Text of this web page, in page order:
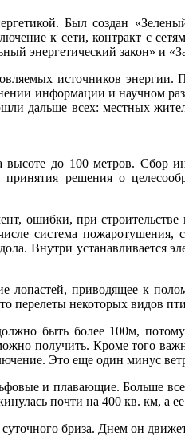
Был создан
к сети, контракт с
энергетический закон» и
источников
информации и научном
дальше всех: местных
до 100 метров. Сбор
решения о
ошибки, при
система
Внутри устанавливается
лопастей, приводящее к
перелеты некоторых видов
быть более 100м,
получить. Кроме того
Это еще один минус
и плавающие. Больше
почти на 400 кв. км,
бриза. Днем он